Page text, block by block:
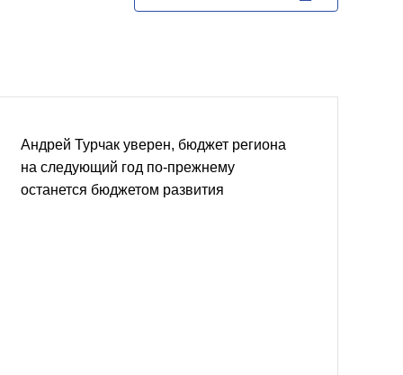
Андрей Турчак уверен, бюджет региона
на следующий год по-прежнему
останется бюджетом развития